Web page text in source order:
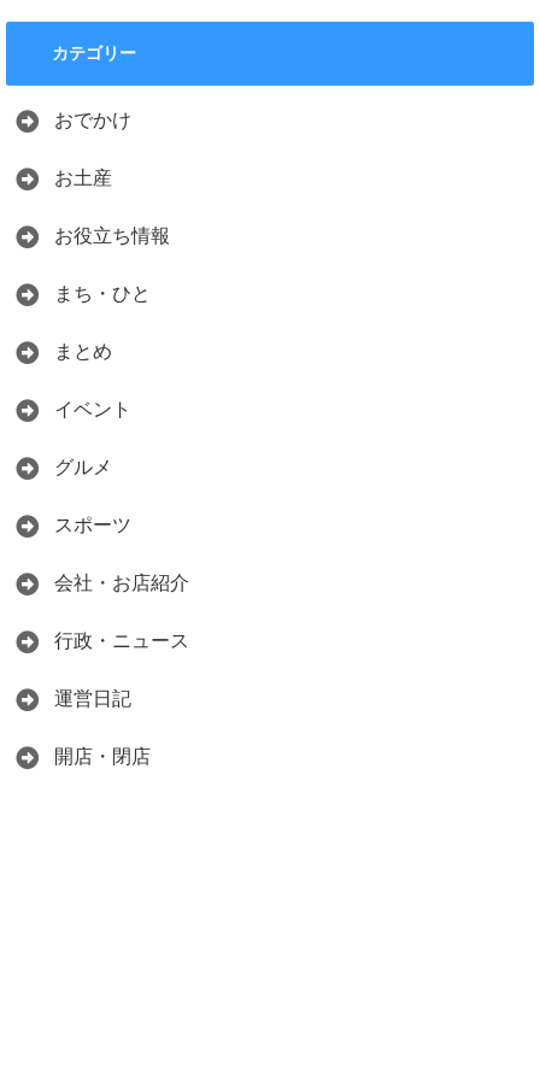
カテゴリー
おでかけ
お土産
お役立ち情報
まち・ひと
まとめ
イベント
グルメ
スポーツ
会社・お店紹介
行政・ニュース
運営日記
開店・閉店